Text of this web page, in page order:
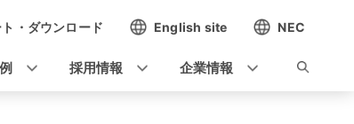
・ダウンロード English site NEC
採用情報 企業情報